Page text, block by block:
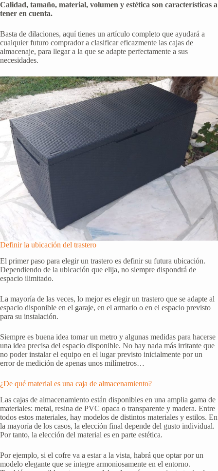
Calidad, tamaño, material, volumen y estética son características a
tener en cuenta.
Basta de dilaciones, aquí tienes un artículo completo que ayudará a
cualquier futuro comprador a clasificar eficazmente las cajas de
almacenaje, para llegar a la que se adapte perfectamente a sus
necesidades.
Definir la ubicación del trastero
El primer paso para elegir un trastero es definir su futura ubicación.
Dependiendo de la ubicación que elija, no siempre dispondrá de
espacio ilimitado.
La mayoría de las veces, lo mejor es elegir un trastero que se adapte al
espacio disponible en el garaje, en el armario o en el espacio previsto
para su instalación.
Siempre es buena idea tomar un metro y algunas medidas para hacerse
una idea precisa del espacio disponible. No hay nada más irritante que
no poder instalar el equipo en el lugar previsto inicialmente por un
error de medición de apenas unos milímetros…
¿De qué material es una caja de almacenamiento?
Las cajas de almacenamiento están disponibles en una amplia gama de
materiales: metal, resina de PVC opaca o transparente y madera. Entre
todos estos materiales, hay modelos de distintos materiales y estilos. En
la mayoría de los casos, la elección final depende del gusto individual.
Por tanto, la elección del material es en parte estética.
Por ejemplo, si el cofre va a estar a la vista, habrá que optar por un
modelo elegante que se integre armoniosamente en el entorno.